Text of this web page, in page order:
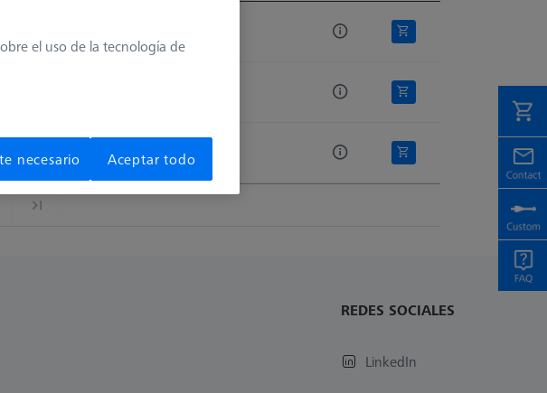
58,80 €
REDES SOCIALES
LinkedIn
el uso de la tecnología de
necesario Aceptar todo